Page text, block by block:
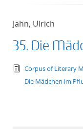
Jahn, Ulrich
35. Die
text/
Corpus of Literary
Die Mädchen im